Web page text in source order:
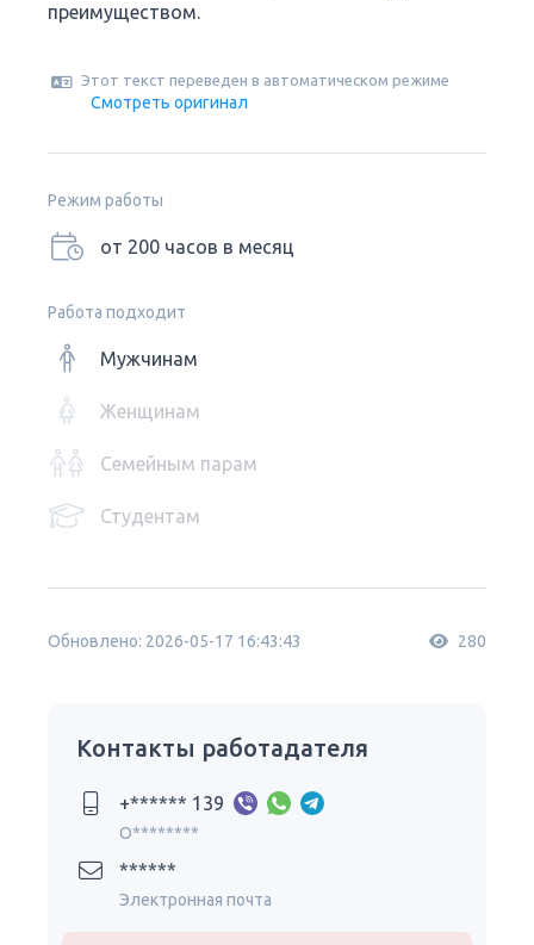
преимуществом.
Этот текст переведен в автоматическом режиме
Смотреть оригинал
Режим работы
от 200 часов в месяц
Работа подходит
Мужчинам
Женщинам
Семейным парам
Студентам
Обновлено: 2026-05-17 16:43:43 280
Контакты работадателя
+****** 139
O********
******
Электронная почта